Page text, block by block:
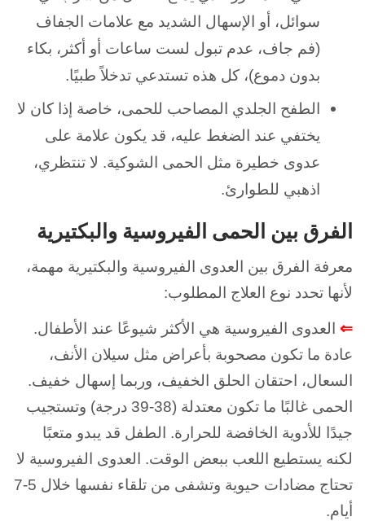
سوائل، أو الإسهال الشديد مع علامات الجفاف
(فم جاف، عدم تبول لست ساعات أو أكثر، بكاء
بدون دموع)، كل هذه تستدعي تدخلاً طبيًا.
الطفح الجلدي المصاحب للحمى، خاصة إذا كان لا
يختفي عند الضغط عليه، قد يكون علامة على
عدوى خطيرة مثل الحمى الشوكية. لا تنتظري،
اذهبي للطوارئ.
الفرق بين الحمى الفيروسية والبكتيرية
معرفة الفرق بين العدوى الفيروسية والبكتيرية مهمة،
لأنها تحدد نوع العلاج المطلوب:
⇐ العدوى الفيروسية هي الأكثر شيوعًا عند الأطفال.
عادة ما تكون مصحوبة بأعراض مثل سيلان الأنف،
السعال، احتقان الحلق الخفيف، وربما إسهال خفيف.
الحمى غالبًا ما تكون معتدلة (38-39 درجة) وتستجيب
جيدًا للأدوية الخافضة للحرارة. الطفل قد يبدو متعبًا
لكنه يستطيع اللعب ببعض الوقت. العدوى الفيروسية لا
تحتاج مضادات حيوية وتشفى من تلقاء نفسها خلال 5-7
أيام.